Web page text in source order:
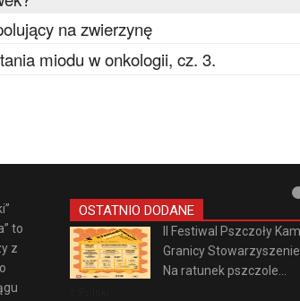
na zwierzynę
miodu w onkologii, cz. 3.
to
z
OSTATNIO DODANE
II Festiwal Pszczoły
Granicy
Na ratunek pszczole...